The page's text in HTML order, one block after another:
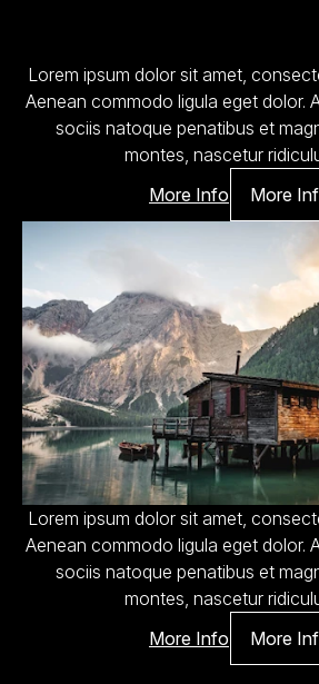
Lorem ipsum dolor sit amet,
Aenean commodo ligula eget dolor.
sociis natoque penatibus et
montes, nascetur
More Info
More
Lorem ipsum dolor sit amet,
Aenean commodo ligula eget dolor.
sociis natoque penatibus et
montes, nascetur
More Info
More